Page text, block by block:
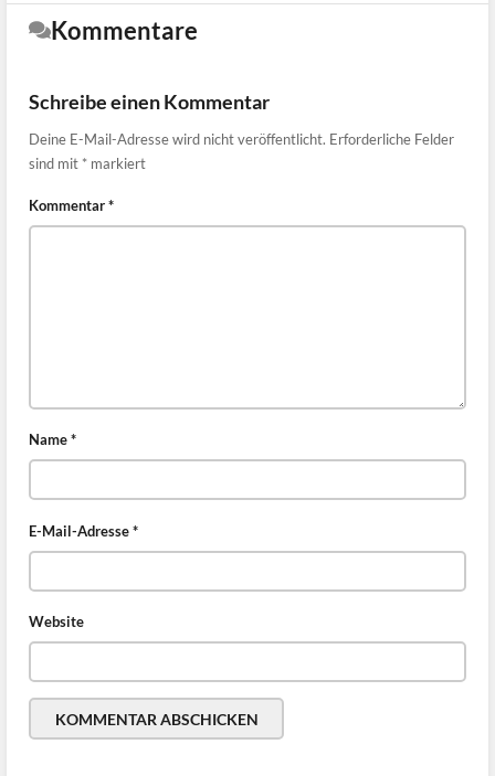
Kommentare
Schreibe einen Kommentar
Deine E-Mail-Adresse wird nicht veröffentlicht. Erforderliche Felder
sind mit * markiert
Kommentar*
Name*
E-Mail-Adresse*
Website